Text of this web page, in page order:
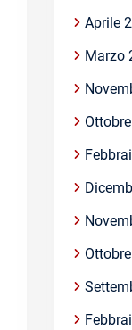
Aprile
Marzo